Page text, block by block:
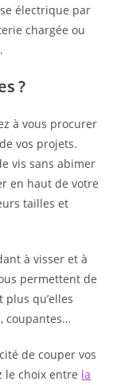
électrique par
chargée ou
?
à vous procurer
vos projets.
vis sans abimer
en haut de votre
tailles et
à visser et à
permettent de
qu’elles
coupantes…
de couper vos
le choix entre la